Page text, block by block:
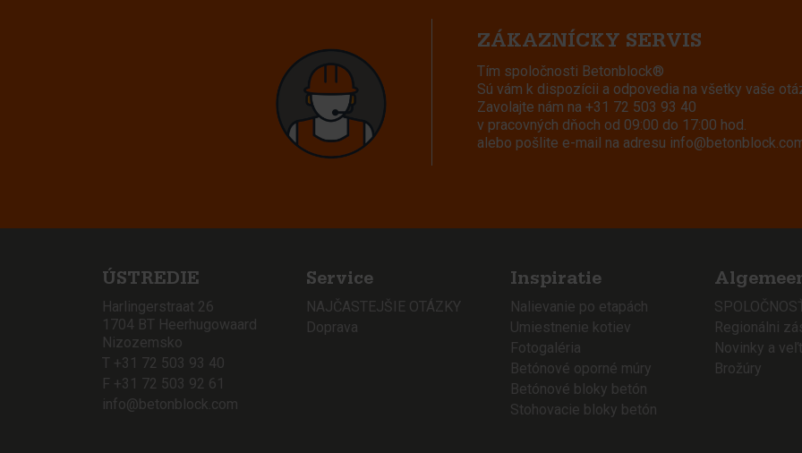
ZÁKAZNÍCKY SERVIS
Tím spoločnosti Betonblock®
Sú vám k dispozícii a odpovedia na všetky vaše
Zavolajte nám na +31 72 503 93 40
v pracovných dňoch od 09:00 do 17:00 hod.
alebo pošlite e-mail na adresu
ÚSTREDIE
Harlingerstraat 26
1704 BT Heerhugowaard
Nizozemsko
T +31 72 503 93 40
F +31 72 503 92 61
info@betonblock.com
Service
NAJČASTEJŠIE OTÁZKY
Doprava
Inspiratie
Nalievanie po etapách
Umiestnenie kotiev
Fotogaléria
Betónové oporné múry
Betónové bloky betón
Stohovacie bloky betón
Regionálni
Novinky a
Brožúry